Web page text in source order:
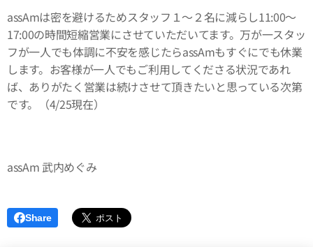
assAmは密を避けるためスタッフ１〜２名に減らし11:00〜
17:00の時間短縮営業にさせていただいてます。万が一スタッ
フが一人でも体調に不安を感じたらassAmもすぐにでも休業
します。お客様が一人でもご利用してくださる状況であれ
ば、ありがたく営業は続けさせて頂きたいと思っている次第
です。（4/25現在）
assAm 武内めぐみ
Share